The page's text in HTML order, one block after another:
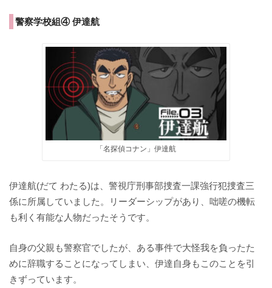
警察学校組④ 伊達航
「名探偵コナン」伊達航
伊達航(だて わたる)は、警視庁刑事部捜査一課強行犯捜査三
係に所属していました。リーダーシップがあり、咄嗟の機転
も利く有能な人物だったそうです。
自身の父親も警察官でしたが、ある事件で大怪我を負ったた
めに辞職することになってしまい、伊達自身もこのことを引
きずっています。